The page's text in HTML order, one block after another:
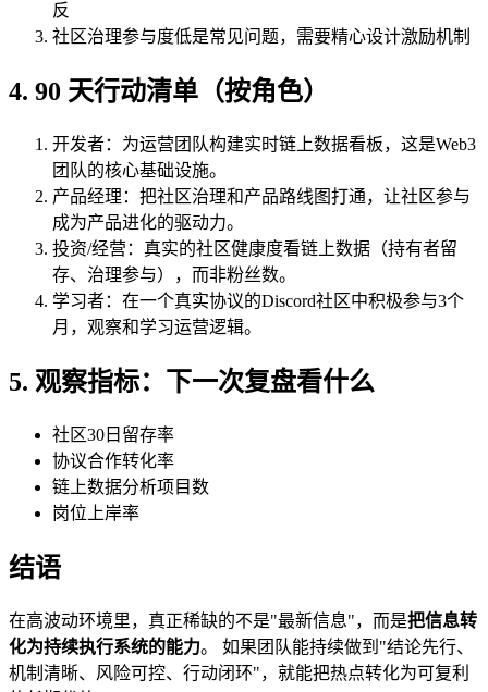
反
社区治理参与度低是常见问题，需要精心设计激励机制
4. 90 天行动清单（按角色）
开发者：为运营团队构建实时链上数据看板，这是Web3
团队的核心基础设施。
产品经理：把社区治理和产品路线图打通，让社区参与
成为产品进化的驱动力。
投资/经营：真实的社区健康度看链上数据（持有者留
存、治理参与），而非粉丝数。
学习者：在一个真实协议的Discord社区中积极参与3个
月，观察和学习运营逻辑。
5. 观察指标：下一次复盘看什么
社区30日留存率
协议合作转化率
链上数据分析项目数
岗位上岸率
结语
在高波动环境里，真正稀缺的不是"最新信息"，而是把信息转
化为持续执行系统的能力。 如果团队能持续做到"结论先行、
机制清晰、风险可控、行动闭环"，就能把热点转化为可复利